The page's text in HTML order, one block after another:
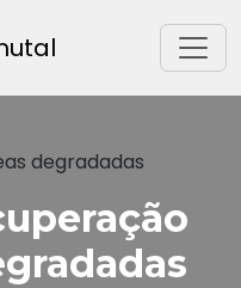
degradadas